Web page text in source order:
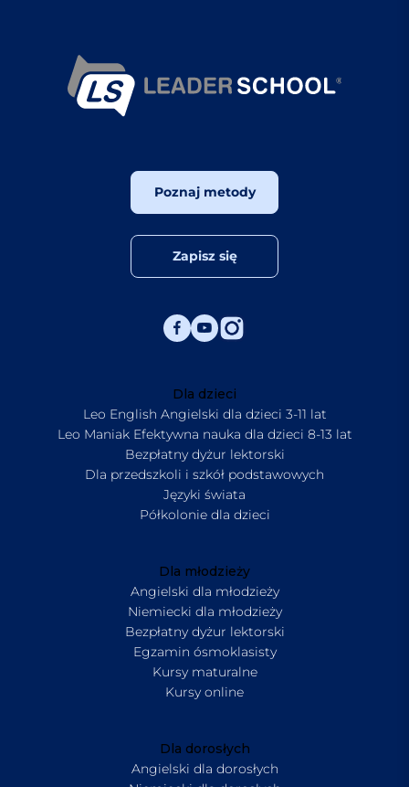
Poznaj metody
Zapisz się
Dla dzieci
Leo English Angielski dla dzieci 3-11 lat
Leo Maniak Efektywna nauka dla dzieci 8-13 lat
Bezpłatny dyżur lektorski
Dla przedszkoli i szkół podstawowych
Języki świata
Półkolonie dla dzieci
Dla młodzieży
Angielski dla młodzieży
Niemiecki dla młodzieży
Bezpłatny dyżur lektorski
Egzamin ósmoklasisty
Kursy maturalne
Kursy online
Dla dorosłych
Angielski dla dorosłych